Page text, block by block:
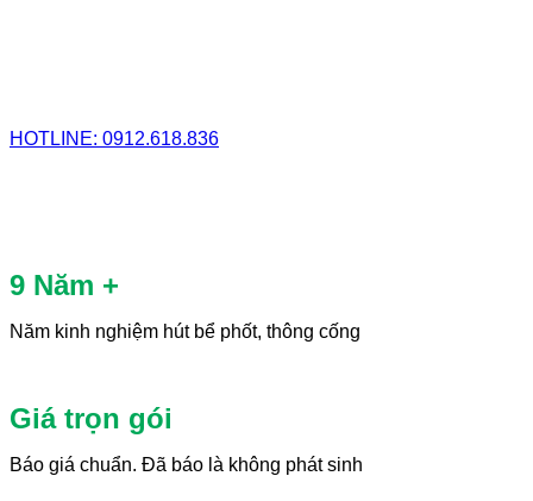
HOTLINE: 0912.618.836
9 Năm +
Năm kinh nghiệm hút bể phốt, thông cống
Giá trọn gói
Báo giá chuẩn. Đã báo là không phát sinh